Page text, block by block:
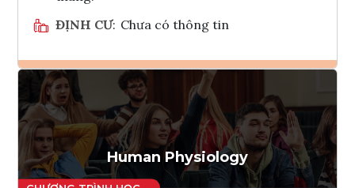
ĐỊNH CƯ: Chưa có thông tin
Ghi danh
Tham vấn Interlink
Human Physiology